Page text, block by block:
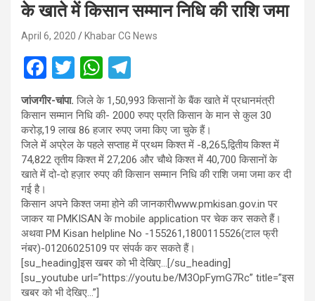
के खाते में किसान सम्मान निधि की राशि जमा
April 6, 2020 Khabar CG News
F
a
ce
b
o
o
k
T
wi
tt
er
W
h
at
s
A
p
p
el
e
gr
a
m
जांजगीर-चांपा. जिले के 1,50,993 किसानों के बैंक खाते में प्रधानमंत्री
किसान सम्मान निधि की- 2000 रुपए प्रति किसान के मान से कुल 30
करोड़,19 लाख 86 हजार रुपए जमा किए जा चुके हैं।
जिले में अप्रेल के पहले सप्ताह में प्रथम किश्त में -8,265,द्वितीय किश्त में
74,822 तृतीय किश्त में 27,206 और चौथे किश्त में 40,700 किसानों के
खाते में दो-दो हज़ार रुपए की किसान सम्मान निधि की राशि जमा जमा कर दी
गई है।
किसान अपने किश्त जमा होने की जानकारीwww.pmkisan.gov.in पर
जाकर या PMKISAN के mobile application पर चेक कर सकते हैं।
अथवा PM Kisan helpline No -155261,1800115526(टाल फ्री
नंबर)-01206025109 पर संपर्क कर सकते हैं।
[su_heading]इस खबर को भी देखिए…[/su_heading]
[su_youtube url=”https://youtu.be/M3OpFymG7Rc” title=”इस
खबर को भी देखिए…”]